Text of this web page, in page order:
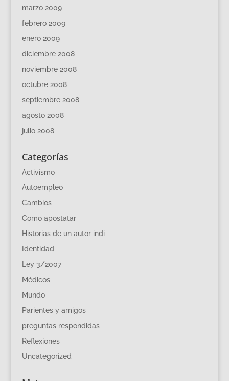
marzo 2009
febrero 2009
enero 2009
diciembre 2008
noviembre 2008
octubre 2008
septiembre 2008
agosto 2008
julio 2008
Categorías
Activismo
Autoempleo
Cambios
Como apostatar
Historias de un autor indi
Identidad
Ley 3/2007
Médicos
Mundo
Parientes y amigos
preguntas respondidas
Reflexiones
Uncategorized